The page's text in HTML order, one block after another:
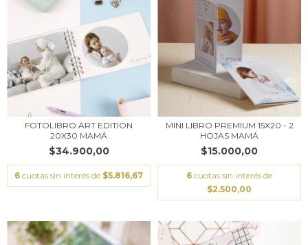
FOTOLIBRO ART EDITION
20X30 MAMÁ
$34.900,00
6 cuotas sin interés de $5.816,67
MINI LIBRO PREMIUM 15X20 - 2
HOJAS MAMÁ
$15.000,00
6 cuotas sin interés de
$2.500,00